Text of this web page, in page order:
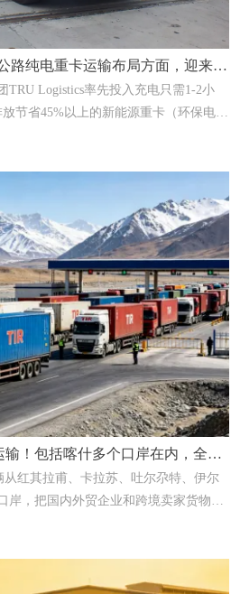
路纯电重卡运输布局方面，迎来发
TRU Logistics率先投入充电只需1-2小
节省45%以上的新能源重卡（环保电
TIR国际公路在纯电重卡运输方面正式
输！包括喀什多个口岸在内，全国
长... | TRU Logistics
红其拉甫、卡拉苏、吐尔尕特、伊尔
岸，把国内外贸企业和跨境卖家货物经
克斯坦等8个接壤毗邻国家源源不断